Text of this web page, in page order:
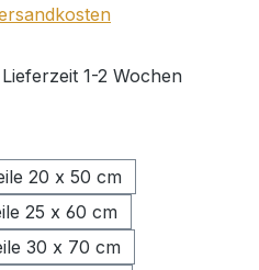
1-2 Wochen
20 x 50 cm
25 x 60 cm
30 x 70 cm